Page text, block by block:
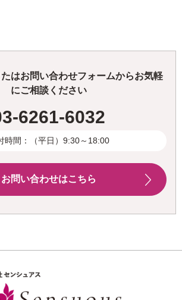
はお問い合わせフォームからお気軽
にご相談ください
6261-6032
時間：（平日）9:30～18:00
お問い合わせはこちら